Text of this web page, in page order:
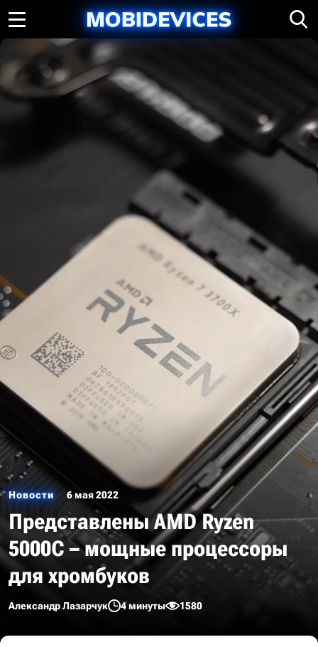
Новости 6 мая 2022
Представлены AMD Ryzen
5000С – мощные процессоры
для хромбуков
Александр Лазарчук 4 минуты 1580